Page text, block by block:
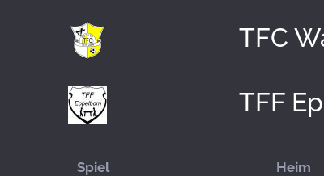
TFC
TFF
Spiel Heim